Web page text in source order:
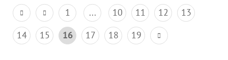
1 ... 10 11 12
13
14
15 16 17 18 19